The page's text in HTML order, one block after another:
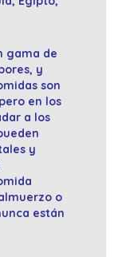
gama de
y
son
en los
a los
y
o
están